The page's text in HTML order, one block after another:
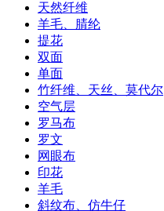
天然纤维
羊毛、腈纶
提花
双面
单面
竹纤维、天丝、莫代尔
空气层
罗马布
罗文
网眼布
印花
羊毛
斜纹布、仿牛仔